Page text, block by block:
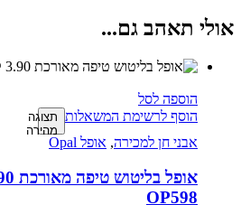
אולי תאהב גם...
הוספה לסל
הוסף לרשימת המשאלות תצוגה
מהירה
אבני חן למכירה, אופל Opal
OP598